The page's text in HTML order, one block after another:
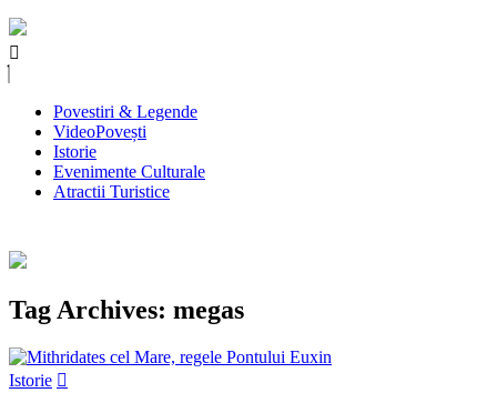
Povestiri & Legende
VideoPovești
Istorie
Evenimente Culturale
Atractii Turistice
Tag Archives: megas
Istorie